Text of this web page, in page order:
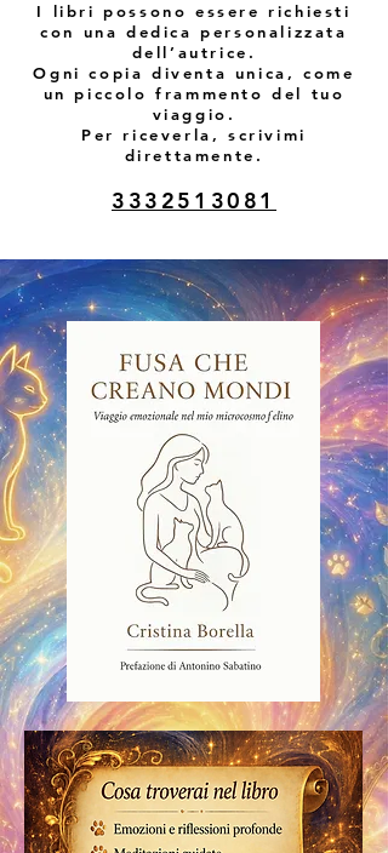
I libri possono essere richiesti
con una dedica personalizzata
dell’autrice.
Ogni copia diventa unica, come
un piccolo frammento del tuo
viaggio.
Per riceverla, scrivimi
direttamente.
3332513081